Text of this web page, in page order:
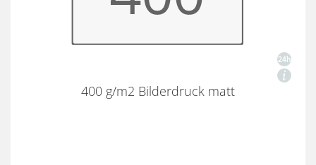
400 g/m2 Bilderdruck matt